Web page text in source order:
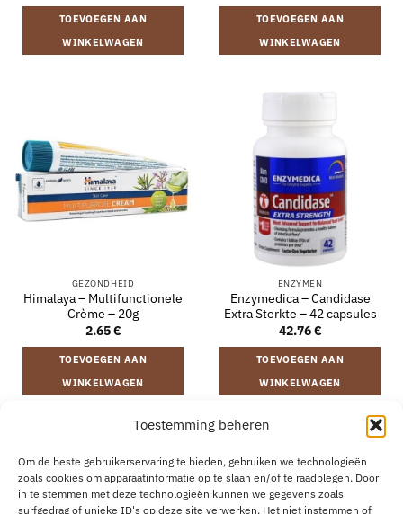
Toestemming beheren
Om de beste gebruikerservaring te bieden, gebruiken we technologieën
zoals cookies om apparaatinformatie op te slaan en/of te raadplegen. Door
in te stemmen met deze technologieën kunnen we gegevens zoals
surfgedrag of unieke ID's op deze site verwerken. Het niet instemmen of
TOEVOEGEN AAN
WINKELWAGEN
TOEVOEGEN AAN
WINKELWAGEN
GEZONDHEID
Himalaya – Multifunctionele
Crème – 20g
2.65€
TOEVOEGEN AAN
WINKELWAGEN
ENZYMEN
Enzymedica – Candidase
Extra Sterkte – 42 capsules
42.76€
TOEVOEGEN AAN
WINKELWAGEN
OVER
CONTACT B2B COOKIEBELEID
PRIVACYVERKLARING
AANKOOP HERROEPEN